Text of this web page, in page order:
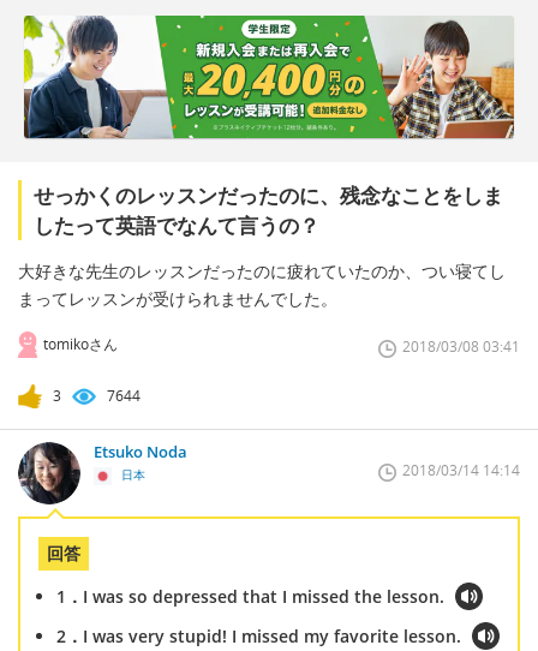
せっかくのレッスンだったのに、残念なことをしま
したって英語でなんて言うの？
大好きな先生のレッスンだったのに疲れていたのか、つい寝てし
まってレッスンが受けられませんでした。
tomikoさん 2018/03/08 03:41
3 7644
Etsuko Noda
日本 2018/03/14 14:14
回答
1．I was so depressed that I missed the lesson.
2．I was very stupid! I missed my favorite lesson.